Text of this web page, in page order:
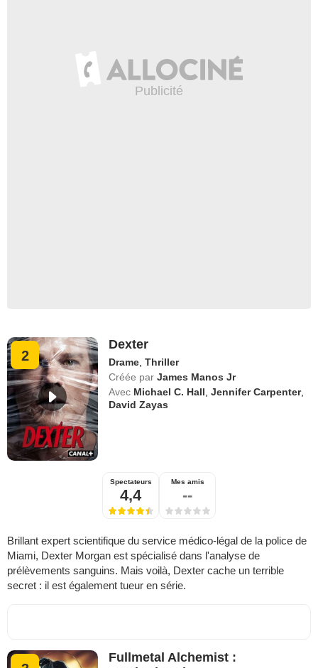
2
Dexter
Drame ,Thriller
Créée par James Manos Jr
Avec Michael C. Hall ,Jennifer Carpenter,
David Zayas
Spectateurs
4,4
Mes amis
--
Brillant expert scientifique du service médico-légal de la police de
Miami, Dexter Morgan est spécialisé dans l'analyse de
prélèvements sanguins. Mais voilà, Dexter cache un terrible
secret : il est également tueur en série.
Fullmetal Alchemist :